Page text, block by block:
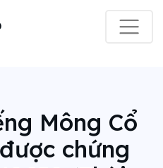
Mông Cổ
chứng